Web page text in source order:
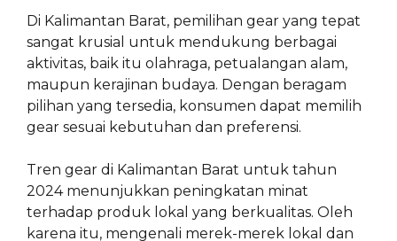
Di Kalimantan Barat, pemilihan gear yang tepat
sangat krusial untuk mendukung berbagai
aktivitas, baik itu olahraga, petualangan alam,
maupun kerajinan budaya. Dengan beragam
pilihan yang tersedia, konsumen dapat memilih
gear sesuai kebutuhan dan preferensi.
Tren gear di Kalimantan Barat untuk tahun
2024 menunjukkan peningkatan minat
terhadap produk lokal yang berkualitas. Oleh
karena itu, mengenali merek-merek lokal dan